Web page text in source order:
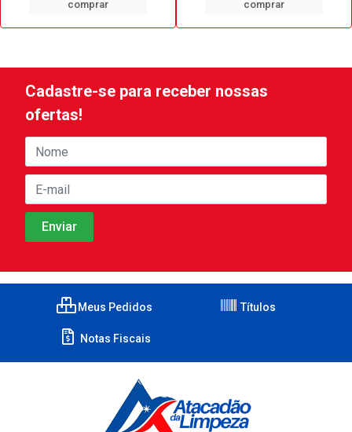
comprar
comprar
Cadastre-se para receber nossas
ofertas!
Meus Pedidos Títulos
Notas Fiscais